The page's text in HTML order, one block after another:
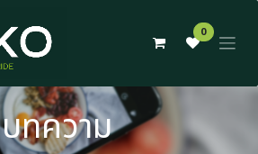
0
บทความ